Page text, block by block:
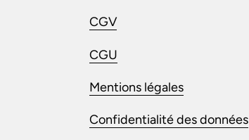
CGV
CGU
Mentions légales
Confidentialité des données